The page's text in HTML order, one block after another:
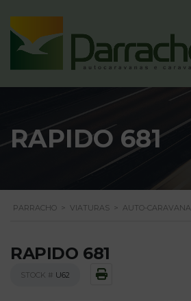
RAPIDO 681
PARRACHO > VIATURAS > AUTO-CARAVANA
RAPIDO 681
STOCK # U62